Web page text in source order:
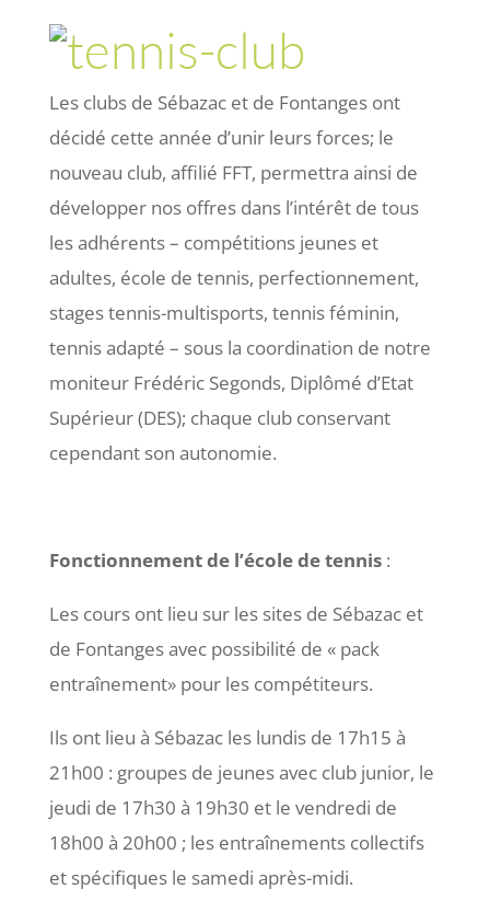
Les clubs de Sébazac et de Fontanges ont
décidé cette année d’unir leurs forces; le
nouveau club, affilié FFT, permettra ainsi de
développer nos offres dans l’intérêt de tous
les adhérents – compétitions jeunes et
adultes, école de tennis, perfectionnement,
stages tennis-multisports, tennis féminin,
tennis adapté – sous la coordination de notre
moniteur Frédéric Segonds, Diplômé d’Etat
Supérieur (DES); chaque club conservant
cependant son autonomie.
Fonctionnement de l’école de tennis:
Les cours ont lieu sur les sites de Sébazac et
de Fontanges avec possibilité de « pack
entraînement» pour les compétiteurs.
Ils ont lieu à Sébazac les lundis de 17h15 à
21h00 : groupes de jeunes avec club junior, le
jeudi de 17h30 à 19h30 et le vendredi de
18h00 à 20h00 ; les entraînements collectifs
et spécifiques le samedi après-midi.